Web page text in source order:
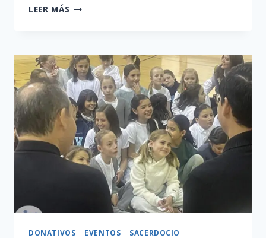
LEER MÁS RELIQUIAS
DONATIVOS | EVENTOS | SACERDOCIO